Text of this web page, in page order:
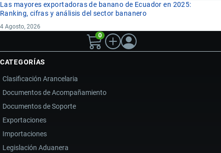
Las mayores exportadoras de banano de Ecuador en 2025:
Ranking, cifras y análisis del sector bananero
4 Agosto, 2026
0
CATEGORÍAS
Clasificación Arancelaria
Documentos de Acompañamiento
Documentos de Soporte
Exportaciones
Importaciones
Legislación Aduanera